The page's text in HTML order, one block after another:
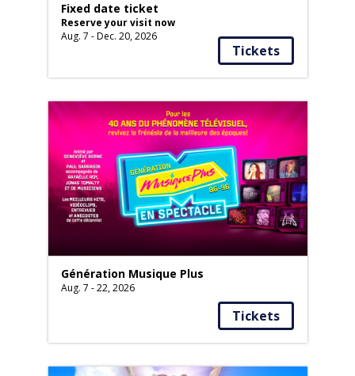
Fixed date ticket
Reserve your visit now
Aug. 7 - Dec. 20, 2026
Tickets
Génération Musique Plus
Aug. 7 - 22, 2026
Tickets